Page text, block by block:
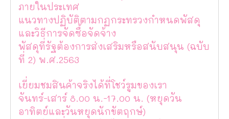
ภายในประเทศ
แนวทางปฏิบัติตามกฏกระทรวงกำหนดพัสดุ
และวิธีการจัดซื้อจัดจ้าง
พัสดุที่รัฐต้องการส่งเสริมหรือสนับสนุน (ฉบับ
ที่ 2) พ.ศ.2563
เยี่ยมชมสินค้าจริงได้ที่โชว์รูมของเรา
จันทร์-เสาร์ 8.00 น.-17.00 น. (หยุดวัน
อาทิตย์และวันหยุดนักขัตฤกษ์)